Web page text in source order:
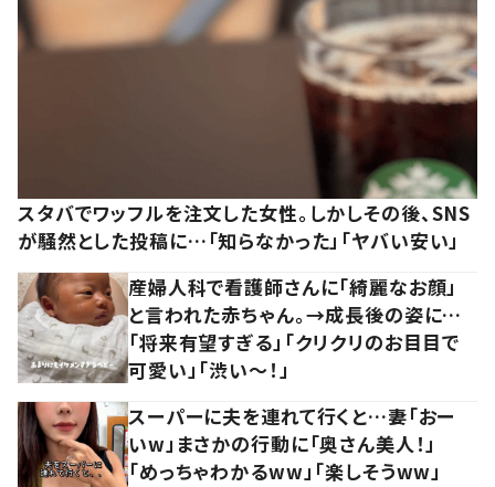
スタバでワッフルを注文した女性。しかしその後、SNS
が騒然とした投稿に…「知らなかった」「ヤバい安い」
産婦人科で看護師さんに「綺麗なお顔」
と言われた赤ちゃん。→成長後の姿に…
「将来有望すぎる」「クリクリのお目目で
可愛い」「渋い～！」
スーパーに夫を連れて行くと…妻「おー
いw」まさかの行動に「奥さん美人！」
「めっちゃわかるww」「楽しそうww」